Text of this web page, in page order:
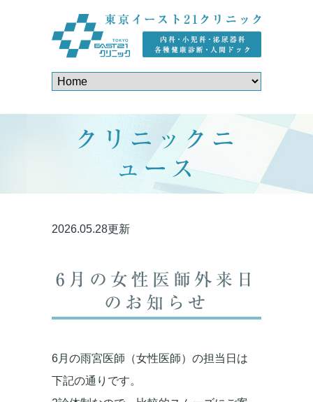
クリニックニ
ュース
2026.05.28更新
6月の女性医師外来日
のお知らせ
6月の雨宮医師（女性医師）の担当日は
下記の通りです。